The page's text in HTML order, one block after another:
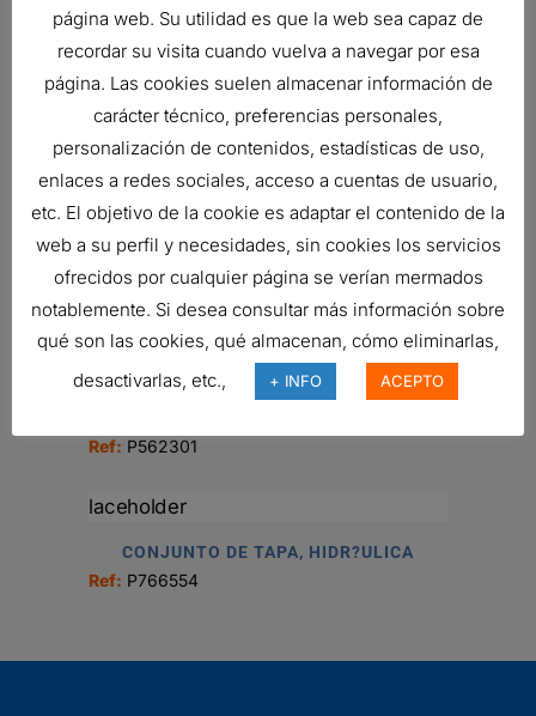
CONJUNTO DE FILTRO HIDRÁULICO
356,56€
Ref:P766445
TAPA DE LLENADO HIDRÁULICA
4,04€
Ref:P176899
Ref: P562301
CONJUNTO DE TAPA, HIDR?ULICA
Ref: P766554
página web. Su utilidad es que la web sea capaz de
recordar su visita cuando vuelva a navegar por esa
página. Las cookies suelen almacenar información de
carácter técnico, preferencias personales,
personalización de contenidos, estadísticas de uso,
enlaces a redes sociales, acceso a cuentas de usuario,
etc. El objetivo de la cookie es adaptar el contenido de la
web a su perfil y necesidades, sin cookies los servicios
ofrecidos por cualquier página se verían mermados
notablemente. Si desea consultar más información sobre
qué son las cookies, qué almacenan, cómo eliminarlas,
desactivarlas, etc.,
+ INFO ACEPTO